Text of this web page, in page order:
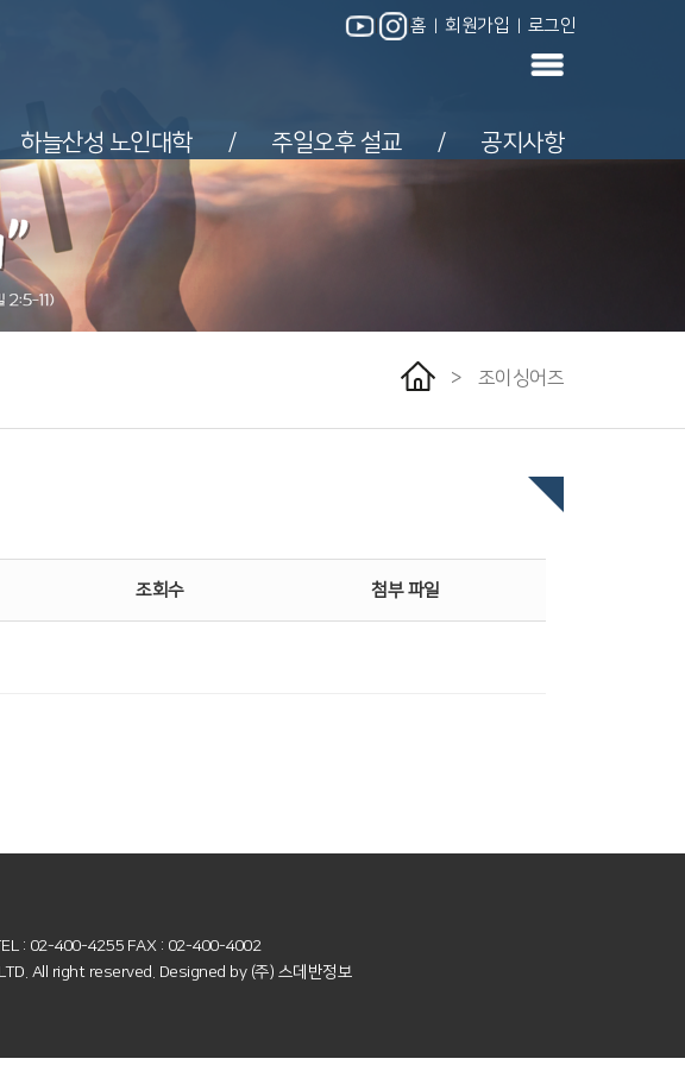
홈 회원가입 로그인
하늘산성 노인대학 / 주일오후 설교 / 공지사항
> 조이싱어즈
조회수 첨부 파일
: 02-400-4255 FAX : 02-400-4002
All right reserved. Designed by (주) 스데반정보